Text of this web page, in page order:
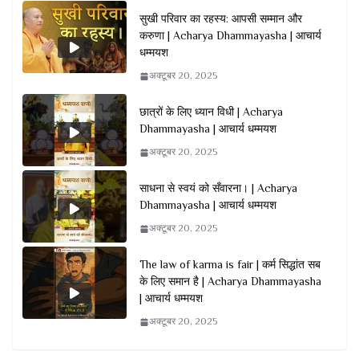
सुखी परिवार का रहस्य: आपसी सम्मान और
करुणा | Acharya Dhammayasha | आचार्य
धम्मयश
अक्टूबर 20, 2025
छात्रों के लिए ध्यान विधी | Acharya
Dhammayasha | आचार्य धम्मयश
अक्टूबर 20, 2025
साधना से स्वयं को सँवारना। | Acharya
Dhammayasha | आचार्य धम्मयश
अक्टूबर 20, 2025
The law of karma is fair | कर्म सिद्धांत सब
के लिए समान है | Acharya Dhammayasha
| आचार्य धम्मयश
अक्टूबर 20, 2025